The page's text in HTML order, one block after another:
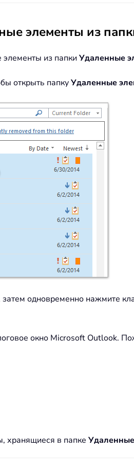
элементы из
из папки Удаленные
открыть папкуУдаленные
одновременно нажмите
окно Microsoft Outlook.
хранящиеся в папке